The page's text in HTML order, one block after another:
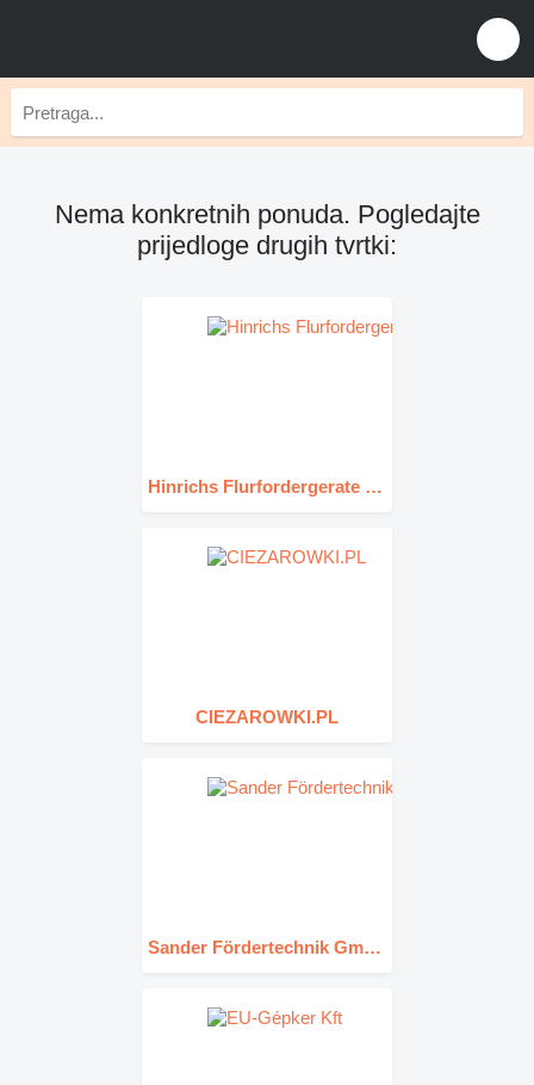
Nema konkretnih ponuda. Pogledajte
prijedloge drugih tvrtki:
Hinrichs Flurfordergerate GmBH
CIEZAROWKI.PL
Sander Fördertechnik GmbH